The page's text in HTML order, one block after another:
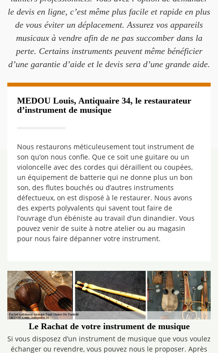
le devis en ligne, c’est même plus facile et rapide en plus
de vous éviter un déplacement. Assurez vos appareils
musicaux à vendre afin de ne pas succomber dans la
perte. Certains instruments peuvent même bénéficier
d’une garantie d’aide et le devis sera d’une grande aide.
MEDOU Louis, Antiquaire 34, le restaurateur
d’instrument de musique
Nous restaurons méticuleusement tout instrument de
son qu’on nous confie. Que ce soit une guitare ou un
violoncelle avec des cordes qui déraillent ou coupées,
un équipement de batterie qui ne donne plus un bon
son, des flutes bouchés ou d’autres instruments
défectueux, on est disposé à le restaurer. Nous avons
des experts polyvalents qui savent tout faire de
l’ouvrage d’un ébéniste au travail d’un dinandier. Vous
pouvez venir de suite à notre atelier ou au magasin
pour nous faire dépanner votre instrument.
Le Rachat de votre instrument de musique
Si vous disposez d’un instrument de musique que vous voulez
échanger ou revendre, vous pouvez nous le proposer. Après